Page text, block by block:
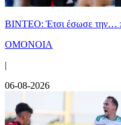
ΒΙΝΤΕΟ: Έτσι έσωσε την…
ΟΜΟΝΟΙΑ
|
06-08-2026